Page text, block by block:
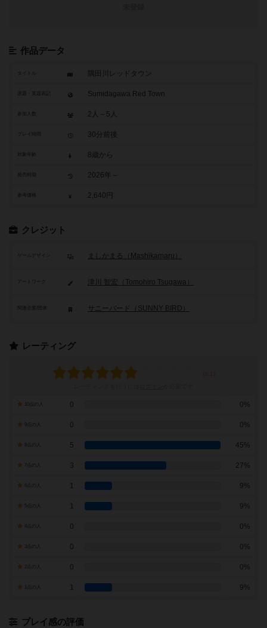
作品データ
タイトル 隅田川レッドタウン
Sumidagawa Red Town
参加人数 2人～5人
30分前後
8歳から
2026年～
参考価格 2,640円
クレジット
ゲームデザイン ましかまる（Mashikamaru）
アートワーク 津川 智宏（Tomohiro Tsugawa）
サニーバード（SUNNY BIRD）
レーティング
0 0%
0 0%
5 45%
7点の人 3 27%
1 9%
1 9%
0 0%
0 0%
0 0%
1 9%
プレイ感の評価